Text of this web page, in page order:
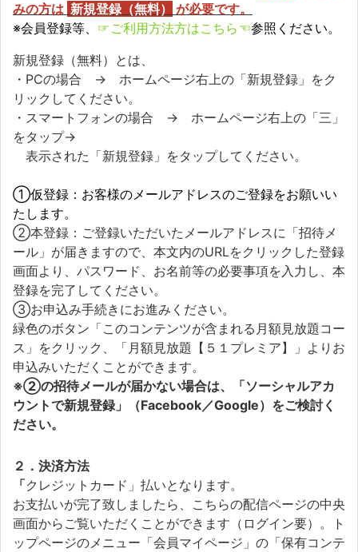
みの方は 新規登録（無料）
が必要です。
※会員登録等、 ☞ご利用方法方はこちら☜参照ください。
新規登録（無料）とは、
・PCの場合 → ホームページ右上の「新規登録」をク
リックしてください。
・スマートフォンの場合 → ホームページ右上の「三」
をタップ→
表示された「新規登録」をタップしてください。
①仮登録：お客様のメールアドレスのご登録をお願いい
たします。
②本登録：ご登録いただいたメールアドレスに「招待メ
ール」が届きますので、本文内のURLをクリックした登録
画面より、パスワード、お名前等の必要事項を入力し、本
登録を完了してください。
③お申込み手続きにお進みください。
緑色のボタン「このコンテンツが含まれる月額見放題コー
ス」をクリック、「月額見放題【５１プレミア】」よりお
申込みいただくことができます。
※②の招待メールが届かない場合は、「ソーシャルアカ
ウントで新規登録」（Facebook／Google）をご検討く
ださい。
２．決済方法
「クレジットカード」払いとなります。
お支払いが完了致しましたら、こちらの配信ページの中央
画面からご覧いただくことができます（ログイン要）。ト
ップページのメニュー「会員マイページ」の「保有コンテ